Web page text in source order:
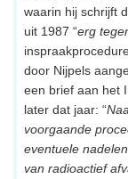
waarin hij schrijft
uit 1987 “erg
door Nijpels
een brief aan het
later dat jaar: “
voorgaande
eventuele
van radioactief